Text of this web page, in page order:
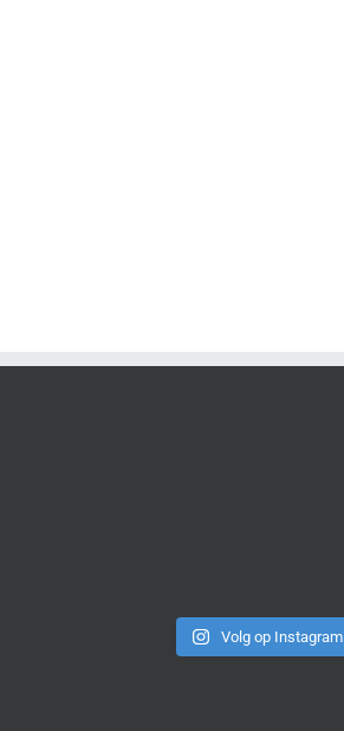
Volg op Instagram